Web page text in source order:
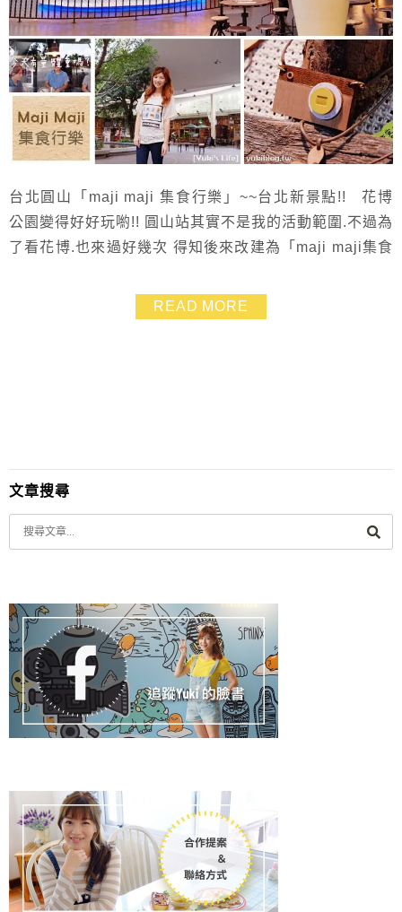
台北圓山「maji maji 集食行樂」~~台北新景點!! 花博
公園變得好好玩喲!! 圓山站其實不是我的活動範圍.不過為
了看花博.也來過好幾次 得知後來改建為「maji maji集食
妹們約好就來逛逛囉~~ 小西瓜還免費坐了旋轉木馬兩次.
READ MORE
文章搜尋